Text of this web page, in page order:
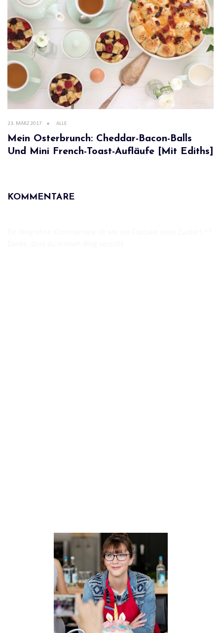
23. MÄRZ 2017 ALLE
Mein Osterbrunch: Cheddar-Bacon-Balls
Und Mini French-Toast-Aufläufe [mit Ediths]
KOMMENTARE